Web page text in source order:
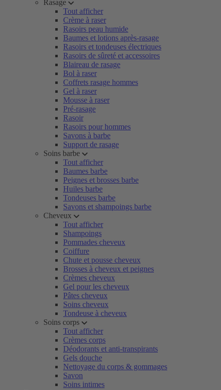
Rasage
Tout afficher
Crème à raser
Rasoirs peau humide
Baumes et lotions après-rasage
Rasoirs et tondeuses électriques
Rasoirs de sûreté et accessoires
Blaireau de rasage
Bol à raser
Coffrets rasage hommes
Gel à raser
Mousse à raser
Pré-rasage
Rasoir
Rasoirs pour hommes
Savons à barbe
Support de rasage
Soins barbe
Tout afficher
Baumes barbe
Peignes et brosses barbe
Huiles barbe
Tondeuses barbe
Savons et shampoings barbe
Cheveux
Tout afficher
Shampoings
Pommades cheveux
Coiffure
Chute et pousse cheveux
Brosses à cheveux et peignes
Crèmes cheveux
Gel pour les cheveux
Pâtes cheveux
Soins cheveux
Tondeuse à cheveux
Soins corps
Tout afficher
Crèmes corps
Déodorants et anti-transpirants
Gels douche
Nettoyage du corps & gommages
Savon
Soins intimes